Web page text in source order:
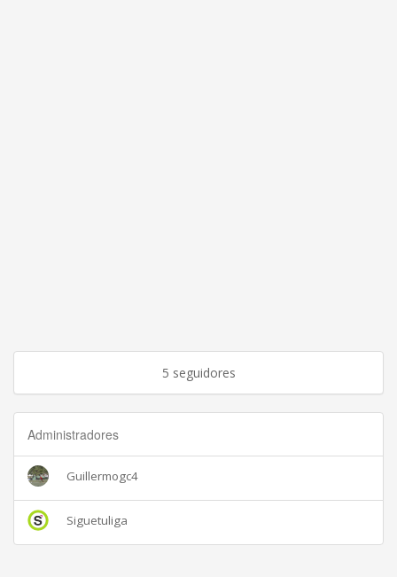
5 seguidores
Administradores
Guillermogc4
Siguetuliga